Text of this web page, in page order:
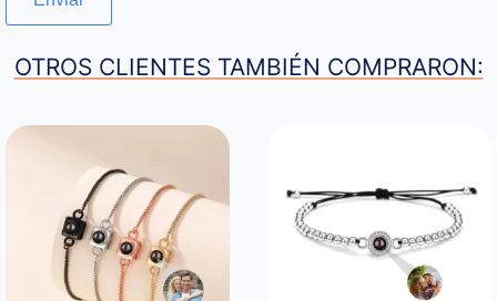
OTROS CLIENTES TAMBIÉN COMPRARON: